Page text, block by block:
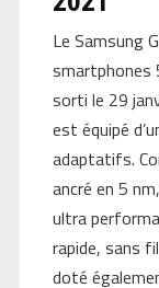
Le Samsung
smartphones
sorti le 29
est équipé
adaptatifs.
ancré en 5
ultra
rapide, sans
doté